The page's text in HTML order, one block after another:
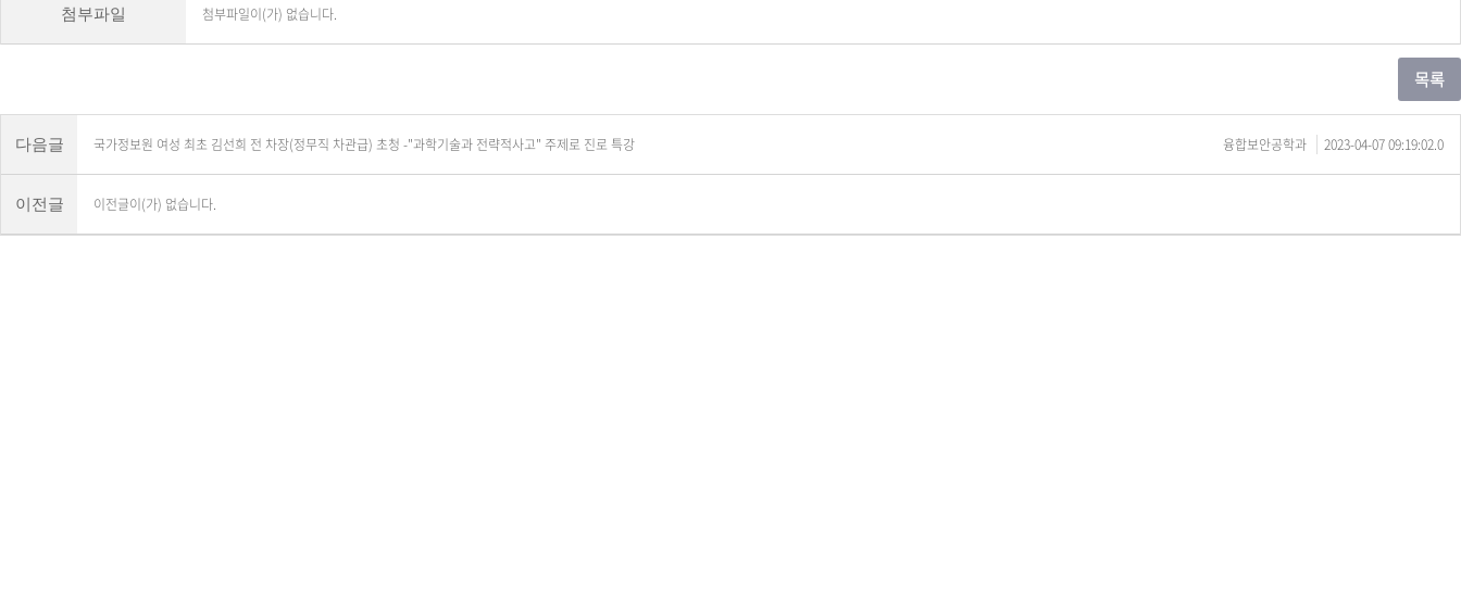
첨부파일 첨부파일이(가) 없습니다.
다음글 국가정보원 여성 최초 김선희 전 차장(정무직 차관급) 초청 -"과학기술과 전략적사고" 주제로 진로 특강 융합보안공학과 2023-04-07 09:19:02.0
이전글 이전글이(가) 없습니다.